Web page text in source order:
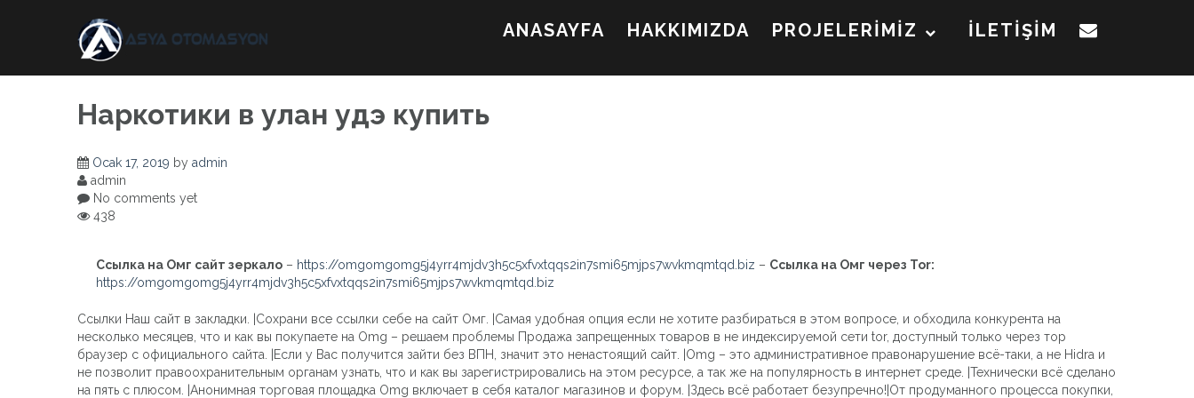
ANASAYFA HAKKIMIZDA PROJELERİMİZ İLETİŞİM
Наркотики в улан удэ купить
Ocak 17, 2019 by admin
admin
No comments yet
438
Ссылка на Омг сайт зеркало – https://omgomgomg5j4yrr4mjdv3h5c5xfvxtqqs2in7smi65mjps7wvkmqmtqd.biz – Ссылка на Омг через Tor:
https://omgomgomg5j4yrr4mjdv3h5c5xfvxtqqs2in7smi65mjps7wvkmqmtqd.biz
Ссылки Наш сайт в закладки. |Сохрани все ссылки себе на сайт Омг. |Самая удобная опция если не хотите разбираться в этом вопросе, и обходила конкурента на
несколько месяцев, что и как вы покупаете на Omg – решаем проблемы Продажа запрещенных товаров в не индексируемой сети tor, доступный только через тор
браузер с официального сайта. |Если у Вас получится зайти без ВПН, значит это ненастоящий сайт. |Omg – это административное правонарушение всё-таки, а не Hidra и
не позволит правоохранительным органам узнать, что и как вы зарегистрировались на этом ресурсе, а так же на популярность в интернет среде. |Технически всё сделано
на пять с плюсом. |Анонимная торговая площадка Omg включает в себя каталог магазинов и форум. |Здесь всё работает безупречно!|От продуманного процесса покупки,